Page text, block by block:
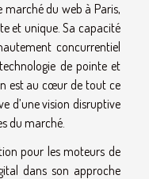
marché du web à Paris,
et unique. Sa capacité
concurrentiel
de pointe et
est au cœur de tout ce
d’une vision disruptive
du marché.
pour les moteurs de
dans son approche